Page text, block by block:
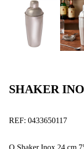
SHAKER
REF: 0433650117
O Shaker Inox 24 cm